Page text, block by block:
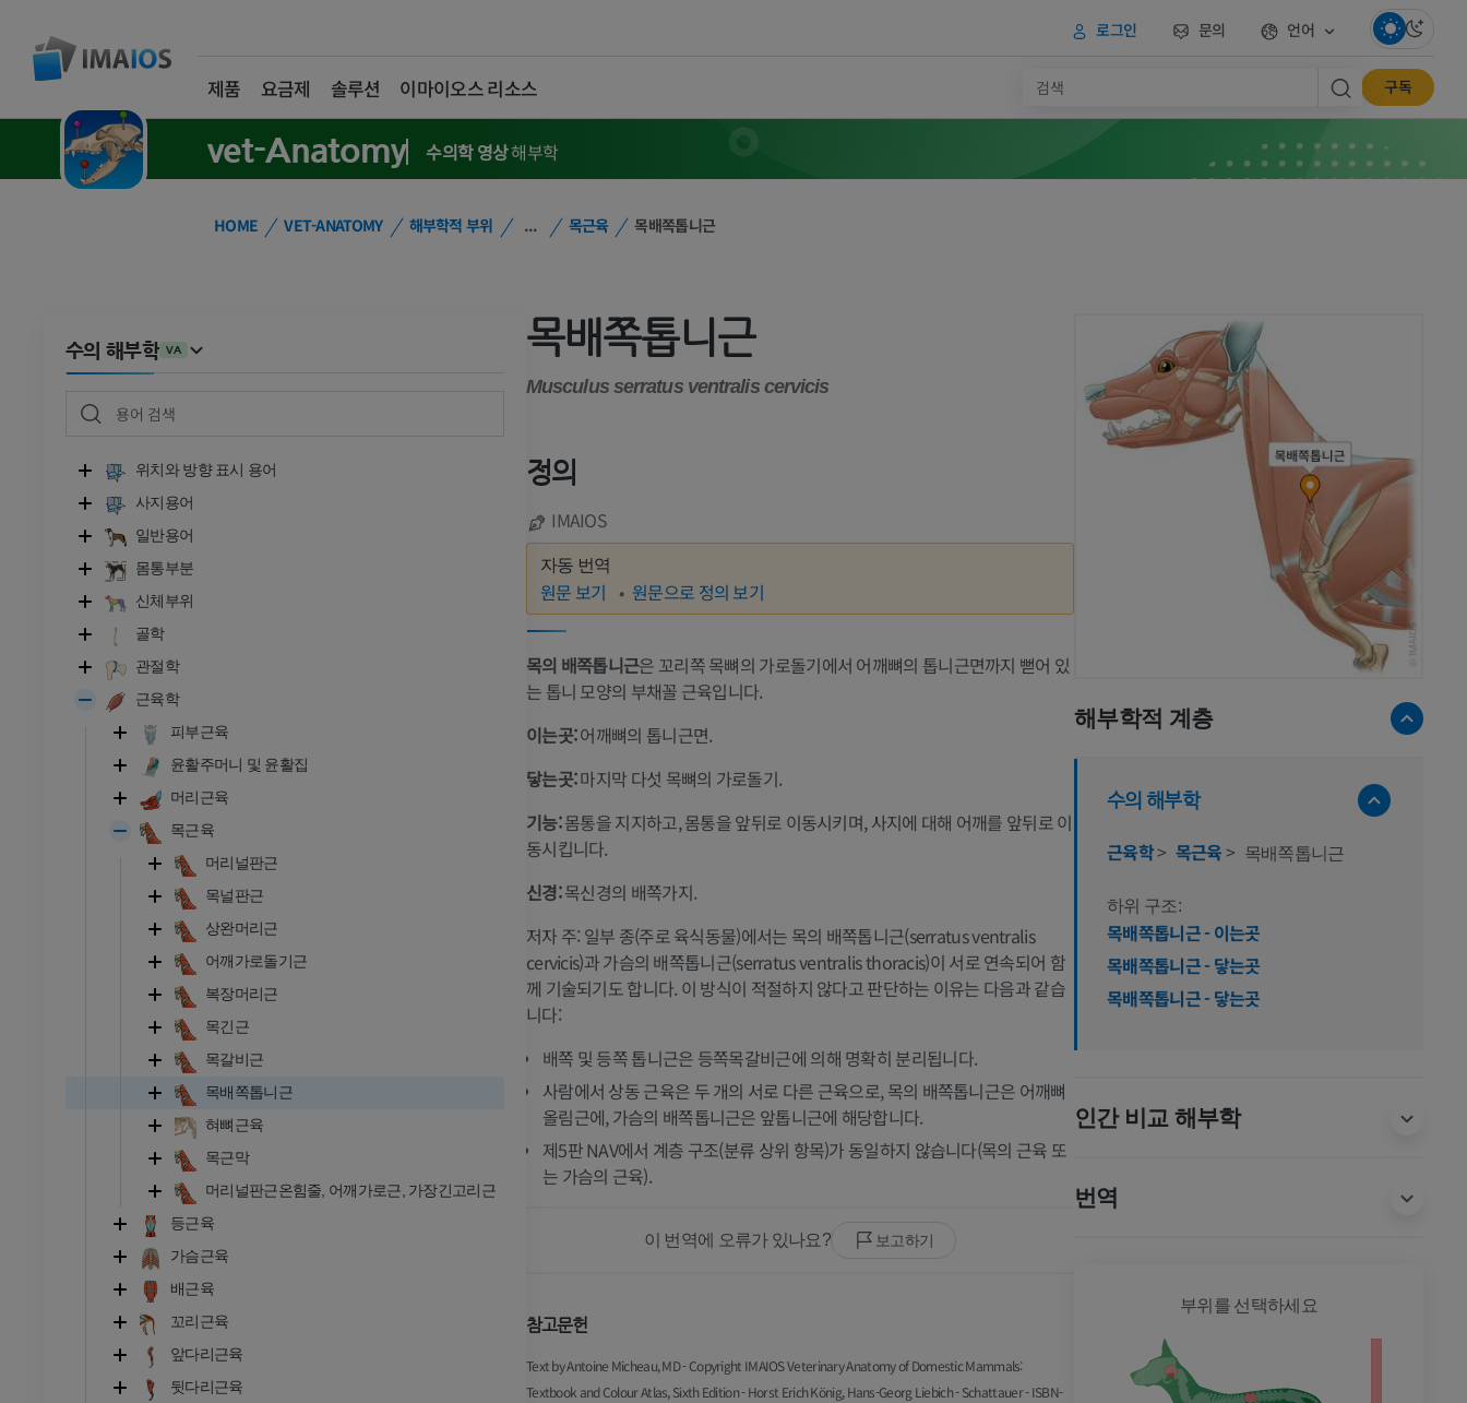
로그인 문의 언어
제품 요금제 솔루션 이마이오스 리소스 구독
vet-Anatomy 수의학 영상해부학
HOME VET-ANATOMY 해부학적 부위 ... 목근육 목배쪽톱니근
수의 해부학 VA
위치와 방향 표시 용어
사지용어
일반용어
몸통부분
신체부위
골학
관절학
근육학
피부근육
윤활주머니 및 윤활집
머리근육
목근육
머리널판근
목널판근
상완머리근
어깨가로돌기근
복장머리근
목긴근
목갈비근
목배쪽톱니근
혀뼈근육
목근막
머리널판근온힘줄, 어깨가로근, 가장긴고리근
등근육
가슴근육
배근육
꼬리근육
앞다리근육
뒷다리근육
목배쪽톱니근
Musculus serratus ventralis cervicis
정의
IMAIOS
자동 번역
원문 보기 원문으로 정의 보기
목의 배쪽톱니근은 꼬리쪽 목뼈의 가로돌기에서 어깨뼈의 톱니근면까지 뻗어 있
는 톱니 모양의 부채꼴 근육입니다.
이는곳:어깨뼈의 톱니근면.
닿는곳:마지막 다섯 목뼈의 가로돌기.
기능:몸통을 지지하고, 몸통을 앞뒤로 이동시키며, 사지에 대해 어깨를 앞뒤로 이
동시킵니다.
신경:목신경의 배쪽가지.
저자 주: 일부 종(주로 육식동물)에서는 목의 배쪽톱니근(serratus ventralis
cervicis)과 가슴의 배쪽톱니근(serratus ventralis thoracis)이 서로 연속되어 함
께 기술되기도 합니다. 이 방식이 적절하지 않다고 판단하는 이유는 다음과 같습
니다:
배쪽 및 등쪽 톱니근은 등쪽목갈비근에 의해 명확히 분리됩니다.
사람에서 상동 근육은 두 개의 서로 다른 근육으로, 목의 배쪽톱니근은 어깨뼈
올림근에, 가슴의 배쪽톱니근은 앞톱니근에 해당합니다.
제5판 NAV에서 계층 구조(분류 상위 항목)가 동일하지 않습니다(목의 근육 또
는 가슴의 근육).
이 번역에 오류가 있나요? 보고하기
참고문헌
Text by Antoine Micheau, MD - Copyright IMAIOS Veterinary Anatomy of Domestic Mammals:
Textbook and Colour Atlas, Sixth Edition - Horst Erich König, Hans-Georg Liebich - Schattauer - ISBN-
해부학적 계층
수의 해부학
근육학> 목근육> 목배쪽톱니근
하위 구조:
목배쪽톱니근 - 이는곳
목배쪽톱니근 - 닿는곳
목배쪽톱니근 - 닿는곳
인간 비교 해부학
번역
소
말 - 골학
삽화
쥐 - 전신
CT
부위를 선택하세요